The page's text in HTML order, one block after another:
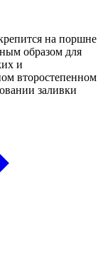
на поршне
образом для
и
второстепенном
заливки